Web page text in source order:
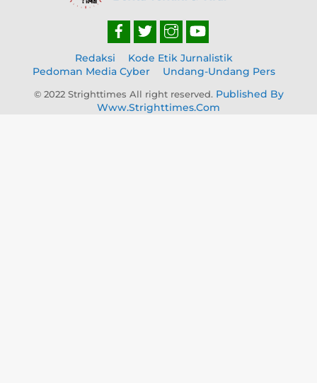
Redaksi
Kode Etik Jurnalistik
Pedoman Media Cyber
Undang-Undang Pers
© 2022 Strighttimes All right reserved. Published By
Www.strighttimes.com